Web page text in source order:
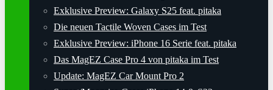
Exklusive Preview: Galaxy S25 feat. pitaka
Die neuen Tactile Woven Cases im Test
Exklusive Preview: iPhone 16 Serie feat. pitaka
Das MagEZ Case Pro 4 von pitaka im Test
Update: MagEZ Car Mount Pro 2